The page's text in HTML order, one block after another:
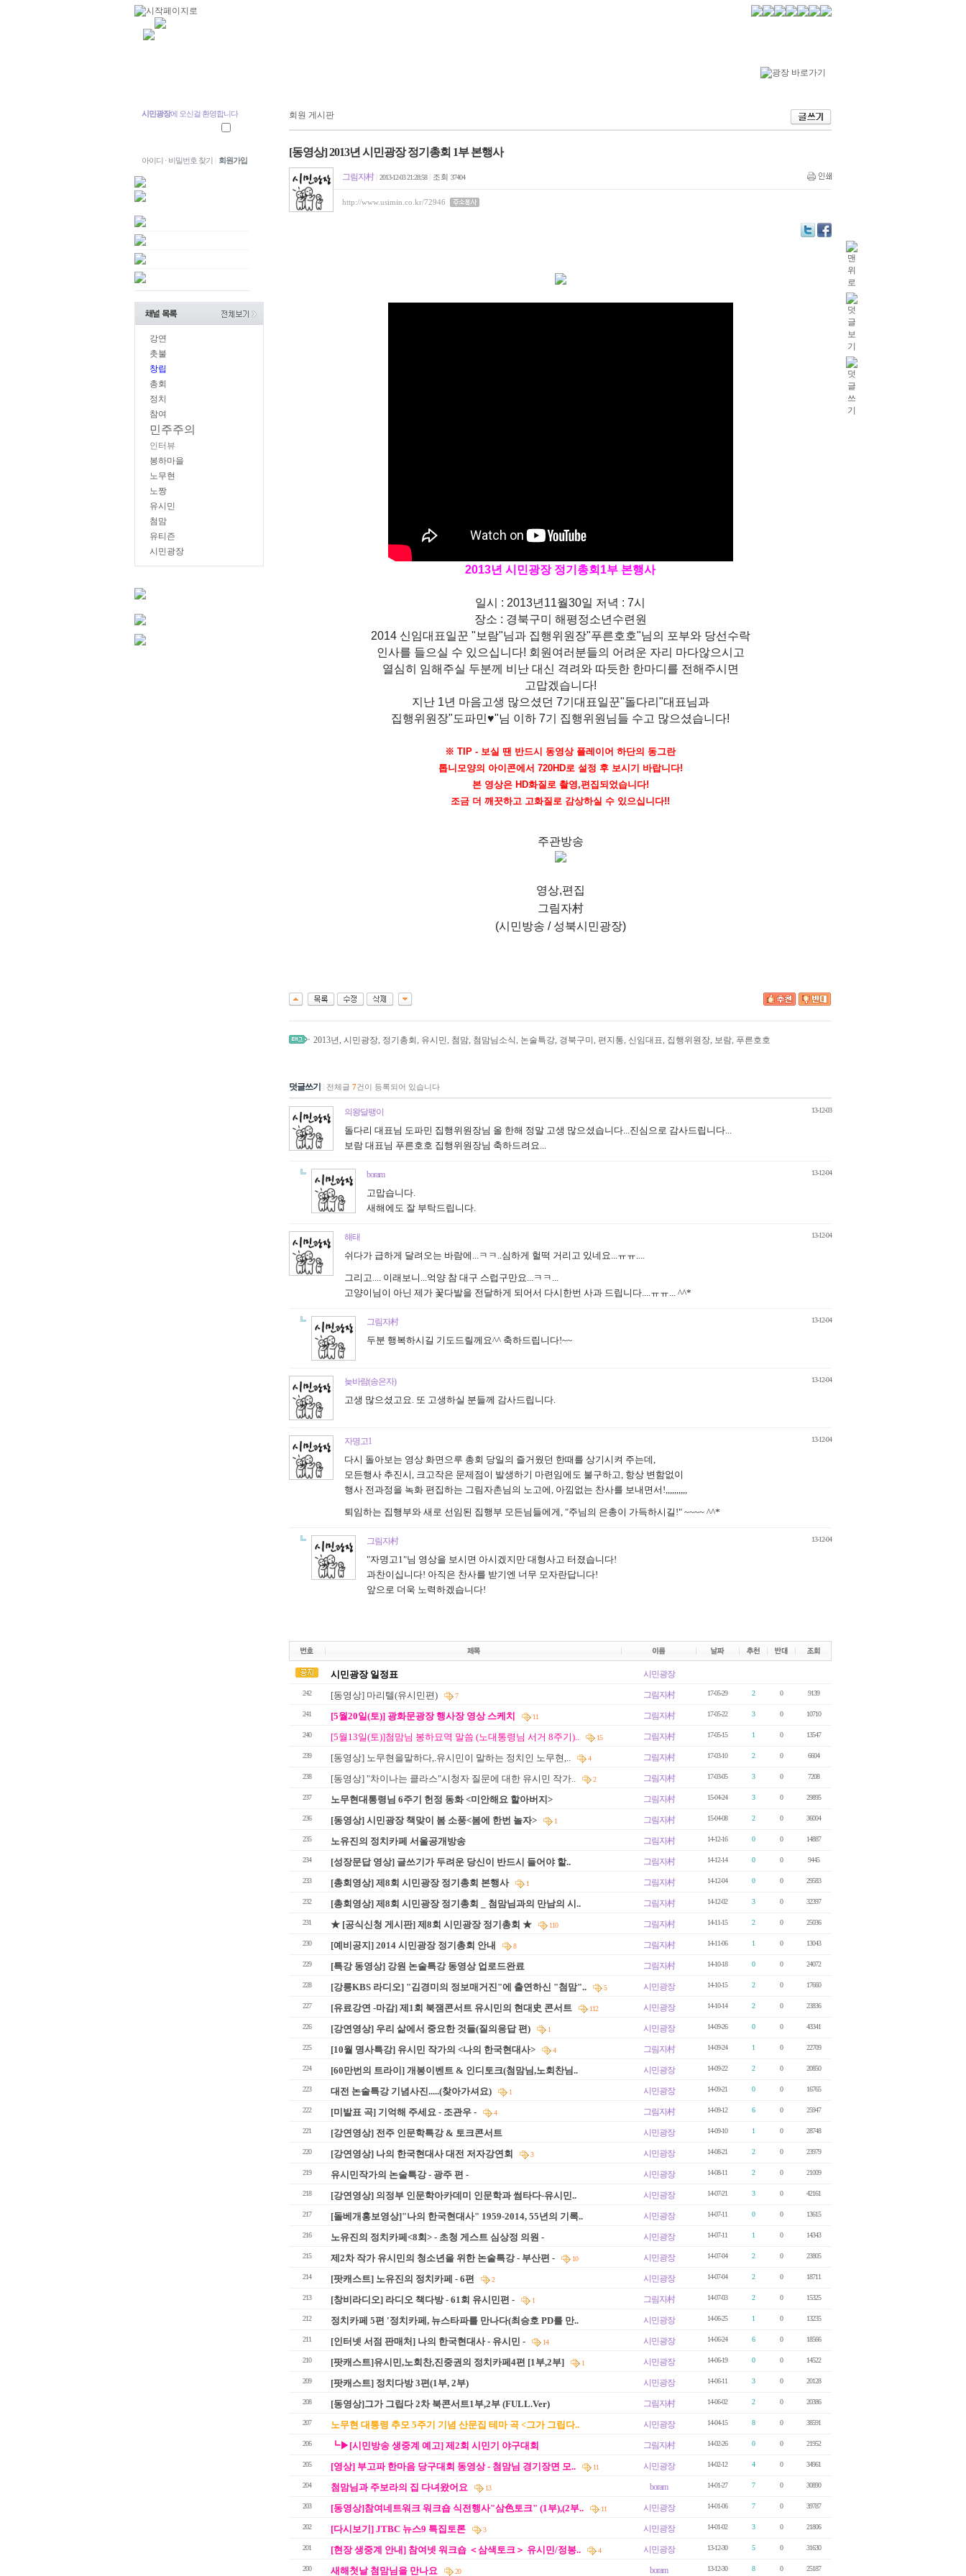
시민광장에 오신걸 환영합니다
아이디 · 비밀번호 찾기 회원가입
강연
촛불
창립
총회
정치
참여
민주주의
인터뷰
봉하마을
노무현
노짱
유시민
첨맘
유티즌
시민광장
회원 게시판
[동영상] 2013년 시민광장 정기총회 1부 본행사
그림자村 2013-12-03 21:28:58 조회 37404
http://www.usimin.co.kr/72946
2013년 시민광장 정기총회1부 본행사
일시 : 2013년11월30일 저녁 : 7시
장소 : 경북구미 해평정소년수련원
2014 신임대표일꾼 "보람"님과 집행위원장"푸른호호"님의 포부와 당선수락
인사를 들으실 수 있으십니다! 회원여러분들의 어려운 자리 마다않으시고
열심히 임해주실 두분께 비난 대신 격려와 따듯한 한마디를 전해주시면
고맙겠습니다!
지난 1년 마음고생 많으셨던 7기대표일꾼"돌다리"대표님과
집행위원장"도파민♥"님 이하 7기 집행위원님들 수고 많으셨습니다!
※ TIP - 보실 땐 반드시 동영상 플레이어 하단의 동그란
톱니모양의 아이콘에서 720HD로 설정 후 보시기 바랍니다!
본 영상은 HD화질로 촬영,편집되었습니다!
조금 더 깨끗하고 고화질로 감상하실 수 있으십니다!!
주관방송
영상,편집
그림자村
(시민방송 / 성북시민광장)
2013년, 시민광장, 정기총회 , 유시민, 첨맘, 첨맘님소식, 논술특강, 경북구미 , 편지통, 신임대표, 집행위원장, 보람, 푸른호호
덧글쓰기 전체글 7건이 등록되어 있습니다
의왕달팽이
돌다리 대표님 도파민 집행위원장님 올 한해 정말 고생 많으셨습니다...진심으로 감사드립니다...
보람 대표님 푸른호호 집행위원장님 축하드려요...
13-12-03
boram
고맙습니다.
새해에도 잘 부탁드립니다.
13-12-04
해태
쉬다가 급하게 달려오는 바람에...ㅋㅋ..심하게 헐떡 거리고 있네요...ㅠㅠ....
그리고.... 이래보니...억양 참 대구 스럽구만요...ㅋㅋ...
고양이님이 아닌 제가 꽃다발을 전달하게 되어서 다시한번 사과 드립니다....ㅠㅠ... ^^*
13-12-04
그림자村
두분 행복하시길 기도드릴께요^^ 축하드립니다!~~
13-12-04
늦바람(송은자)
고생 많으셨고요. 또 고생하실 분들께 감사드립니다.
13-12-04
자명고1
다시 돌아보는 영상 화면으루 총회 당일의 즐거웠던 한때를 상기시켜 주는데,
모든행사 추진시, 크고작은 문제점이 발생하기 마련임에도 불구하고, 항상 변함없이
행사 전과정을 녹화 편집하는 그림자촌님의 노고에, 아낌없는 찬사를 보내면서!,,,,,,,,,,
퇴임하는 집행부와 새로 선임된 집행부 모든님들에게, "주님의 은총이 가득하시길!" ~~~~ ^^*
13-12-04
그림자村
"자명고1"님 영상을 보시면 아시겠지만 대형사고 터졌습니다!
과찬이십니다! 아직은 찬사를 받기엔 너무 모자란답니다!
앞으로 더욱 노력하겠습니다!
13-12-04
시민광장 일정표 시민광장
242 [동영상] 마리텔(유시민편) 7 그림자村 17-05-29 2 0 9139
241 [5월20일(토)] 광화문광장 행사장 영상 스케치 11 그림자村 17-05-22 3 0 10710
240 [5월13일(토)]첨맘님 봉하묘역 말씀 (노대통령님 서거 8주기).. 15 그림자村 17-05-15 1 0 13547
239 [동영상] 노무현을말하다,.유시민이 말하는 정치인 노무현,.. 4 그림자村 17-03-10 2 0 6604
238 [동영상] "차이나는 클라스"시청자 질문에 대한 유시민 작가.. 2 그림자村 17-03-05 3 0 7208
237 노무현대통령님 6주기 헌정 동화 <미안해요 할아버지> 그림자村 15-04-24 3 0 29895
236 [동영상] 시민광장 책맞이 봄 소풍<봄에 한번 놀자> 1 그림자村 15-04-08 2 0 36004
235 노유진의 정치카페 서울공개방송 그림자村 14-12-16 0 0 14887
234 [성장문답 영상] 글쓰기가 두려운 당신이 반드시 들어야 할.. 그림자村 14-12-14 0 0 9445
233 [총회영상] 제8회 시민광장 정기총회 본행사 1 그림자村 14-12-04 0 0 29583
232 [총회영상] 제8회 시민광장 정기총회 _ 첨맘님과의 만남의 시.. 그림자村 14-12-02 3 0 32397
231 ★ [공식신청 게시판] 제8회 시민광장 정기총회 ★ 110 그림자村 14-11-15 2 0 25036
230 [예비공지] 2014 시민광장 정기총회 안내 8 그림자村 14-11-06 1 0 13043
229 [특강 동영상] 강원 논술특강 동영상 업로드완료 그림자村 14-10-18 0 0 24072
228 [강릉KBS 라디오] "김경미의 정보매거진"에 출연하신 "첨맘".. 5 시민광장 14-10-15 2 0 17660
227 [유료강연 -마감] 제1회 북잼콘서트 유시민의 현대史 콘서트 112 시민광장 14-10-14 2 0 23836
226 [강연영상] 우리 삶에서 중요한 것들(질의응답 편) 1 시민광장 14-09-26 0 0 43341
225 [10월 명사특강] 유시민 작가의 <나의 한국현대사> 4 그림자村 14-09-24 1 0 22709
224 [60만번의 트라이] 개봉이벤트 & 인디토크(첨맘님,노회찬님.. 시민광장 14-09-22 2 0 20850
223 대전 논술특강 기념사진.....(찾아가셔요) 1 시민광장 14-09-21 0 0 16765
222 [미발표 곡] 기억해 주세요 - 조관우 - 4 그림자村 14-09-12 6 0 25947
221 [강연영상] 전주 인문학특강 & 토크콘서트 시민광장 14-09-10 1 0 28748
220 [강연영상] 나의 한국현대사 대전 저자강연회 3 시민광장 14-08-21 2 0 23979
219 유시민작가의 논술특강 - 광주 편 - 시민광장 14-08-11 2 0 21009
218 [강연영상] 의정부 인문학아카데미 인문학과 썸타다-유시민.. 시민광장 14-07-21 3 0 42161
217 [돌베개홍보영상]"나의 한국현대사" 1959-2014, 55년의 기록.. 시민광장 14-07-11 0 0 13615
216 노유진의 정치카페<8회> - 초청 게스트 심상정 의원 - 시민광장 14-07-11 1 0 14343
215 제2차 작가 유시민의 청소년을 위한 논술특강 - 부산편 - 10 시민광장 14-07-04 2 0 23805
214 [팟캐스트] 노유진의 정치카페 - 6편 2 시민광장 14-07-04 2 0 18711
213 [창비라디오] 라디오 책다방 - 61회 유시민편 - 1 그림자村 14-07-03 2 0 15325
212 정치카페 5편 '정치카페, 뉴스타파를 만나다(최승호 PD를 만.. 시민광장 14-06-25 1 0 13235
211 [인터넷 서점 판매처] 나의 한국현대사 - 유시민 - 14 시민광장 14-06-24 6 0 18566
210 [팟캐스트]유시민,노회찬,진중권의 정치카페4편 [1부,2부] 1 시민광장 14-06-19 0 0 14522
209 [팟캐스트] 정치다방 3편(1부, 2부) 시민광장 14-06-11 3 0 20128
208 [동영상]그가 그립다 2차 북콘서트1부,2부 (FULL.Ver) 그림자村 14-06-02 2 0 20386
207 노무현 대통령 추모 5주기 기념 산문집 테마 곡 <그가 그립다.. 시민광장 14-04-15 8 0 38591
206 ┗▶[시민방송 생중계 예고] 제2회 시민기 야구대회 그림자村 14-02-26 0 0 21952
205 [영상] 부고파 한마음 당구대회 동영상 - 첨맘님 경기장면 모.. 11 시민광장 14-02-12 4 0 34961
204 첨맘님과 주보라의 집 다녀왔어요 13 boram 14-01-27 7 0 30890
203 [동영상]참여네트워크 워크숍 식전행사"삼色토크" (1부),(2부.. 11 시민광장 14-01-06 7 0 39787
202 [다시보기] JTBC 뉴스9 특집토론 3 시민광장 14-01-02 3 0 21806
201 [현장 생중계 안내] 참여넷 워크숍 ＜삼색토크＞ 유시민/정봉.. 4 시민광장 13-12-30 5 0 31630
200 새해첫날 첨맘님을 만나요 20 boram 13-12-30 8 0 25187